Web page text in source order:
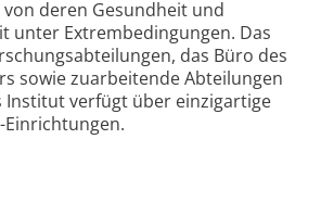
deren Gesundheit und
unter Extrembedingungen. Das
das Büro des
sowie zuarbeitende Abteilungen
Institut verfügt über einzigartige